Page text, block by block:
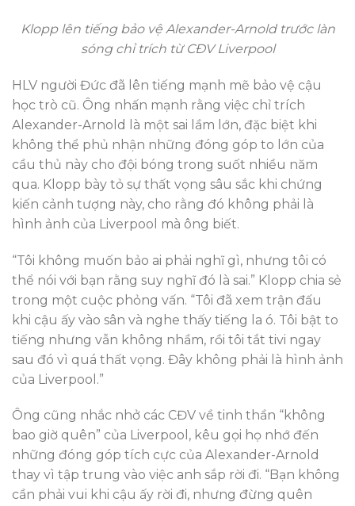
Klopp lên tiếng bảo vệ Alexander-Arnold trước làn
sóng chỉ trích từ CĐV Liverpool
HLV người Đức đã lên tiếng mạnh mẽ bảo vệ cậu
học trò cũ. Ông nhấn mạnh rằng việc chỉ trích
Alexander-Arnold là một sai lầm lớn, đặc biệt khi
không thể phủ nhận những đóng góp to lớn của
cầu thủ này cho đội bóng trong suốt nhiều năm
qua. Klopp bày tỏ sự thất vọng sâu sắc khi chứng
kiến cảnh tượng này, cho rằng đó không phải là
hình ảnh của Liverpool mà ông biết.
“Tôi không muốn bảo ai phải nghĩ gì, nhưng tôi có
thể nói với bạn rằng suy nghĩ đó là sai.” Klopp chia sẻ
trong một cuộc phỏng vấn. “Tôi đã xem trận đấu
khi cậu ấy vào sân và nghe thấy tiếng la ó. Tôi bật to
tiếng nhưng vẫn không nhầm, rồi tôi tắt tivi ngay
sau đó vì quá thất vọng. Đây không phải là hình ảnh
của Liverpool.”
Ông cũng nhắc nhở các CĐV về tinh thần “không
bao giờ quên” của Liverpool, kêu gọi họ nhớ đến
những đóng góp tích cực của Alexander-Arnold
thay vì tập trung vào việc anh sắp rời đi. “Bạn không
cần phải vui khi cậu ấy rời đi, nhưng đừng quên